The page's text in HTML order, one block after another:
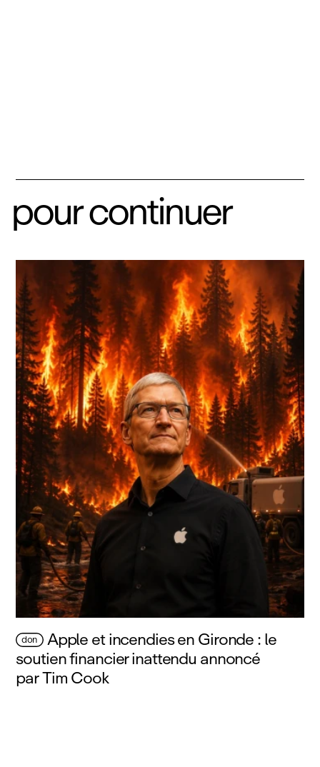
pour continuer
don Apple et incendies en Gironde : le
soutien financier inattendu annoncé
par Tim Cook